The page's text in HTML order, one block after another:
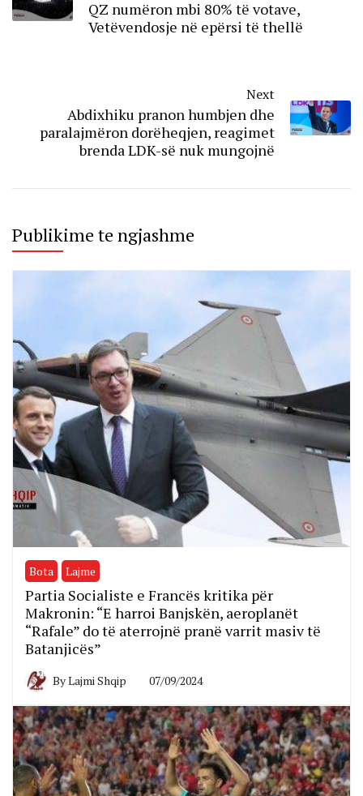
QZ numëron mbi 80% të votave,
Vetëvendosje në epërsi të thellë
Next
Abdixhiku pranon humbjen dhe
paralajmëron dorëheqjen, reagimet
brenda LDK-së nuk mungojnë
Publikime te ngjashme
Bota Lajme
Partia Socialiste e Francës kritika për
Makronin: “E harroi Banjskën, aeroplanët
“Rafale” do të aterrojnë pranë varrit masiv të
Batanjicës”
ByLajmi Shqip 07/09/2024